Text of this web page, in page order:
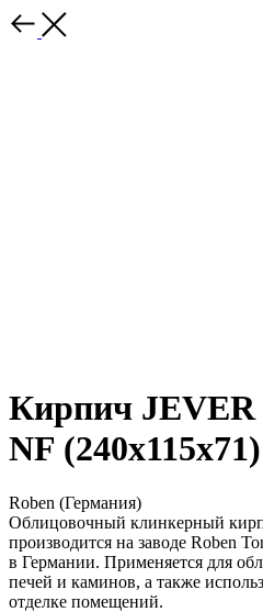
Кирпич
NF (240х115х71)
Roben (Германия)
Облицовочный клинкерный
производится на заводе Roben
в Германии. Применяется для
печей и каминов, а также
отделке помещений.